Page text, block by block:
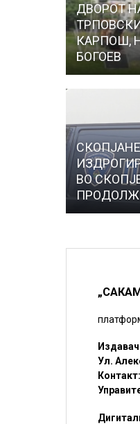
ДВОРОТ
КАРПОШ,
БОГОЕВ
ВО
Ул.
Контакт: